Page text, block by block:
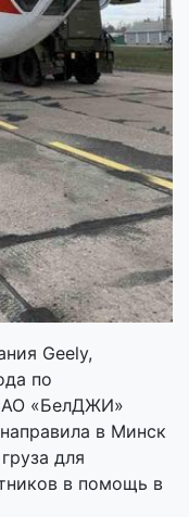
Geely,
по
«БелДЖИ»
в Минск
для
в помощь в